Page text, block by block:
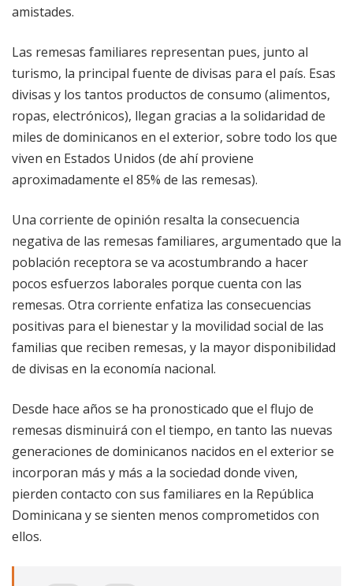
amistades.
Las remesas familiares representan pues, junto al
turismo, la principal fuente de divisas para el país. Esas
divisas y los tantos productos de consumo (alimentos,
ropas, electrónicos), llegan gracias a la solidaridad de
miles de dominicanos en el exterior, sobre todo los que
viven en Estados Unidos (de ahí proviene
aproximadamente el 85% de las remesas).
Una corriente de opinión resalta la consecuencia
negativa de las remesas familiares, argumentado que la
población receptora se va acostumbrando a hacer
pocos esfuerzos laborales porque cuenta con las
remesas. Otra corriente enfatiza las consecuencias
positivas para el bienestar y la movilidad social de las
familias que reciben remesas, y la mayor disponibilidad
de divisas en la economía nacional.
Desde hace años se ha pronosticado que el flujo de
remesas disminuirá con el tiempo, en tanto las nuevas
generaciones de dominicanos nacidos en el exterior se
incorporan más y más a la sociedad donde viven,
pierden contacto con sus familiares en la República
Dominicana y se sienten menos comprometidos con
ellos.